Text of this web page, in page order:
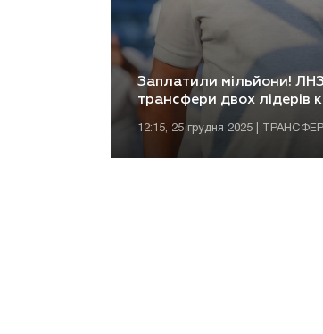
Заплатили мільйони!
трансфери двох лідерів
12:15, 25 грудня 2025 |